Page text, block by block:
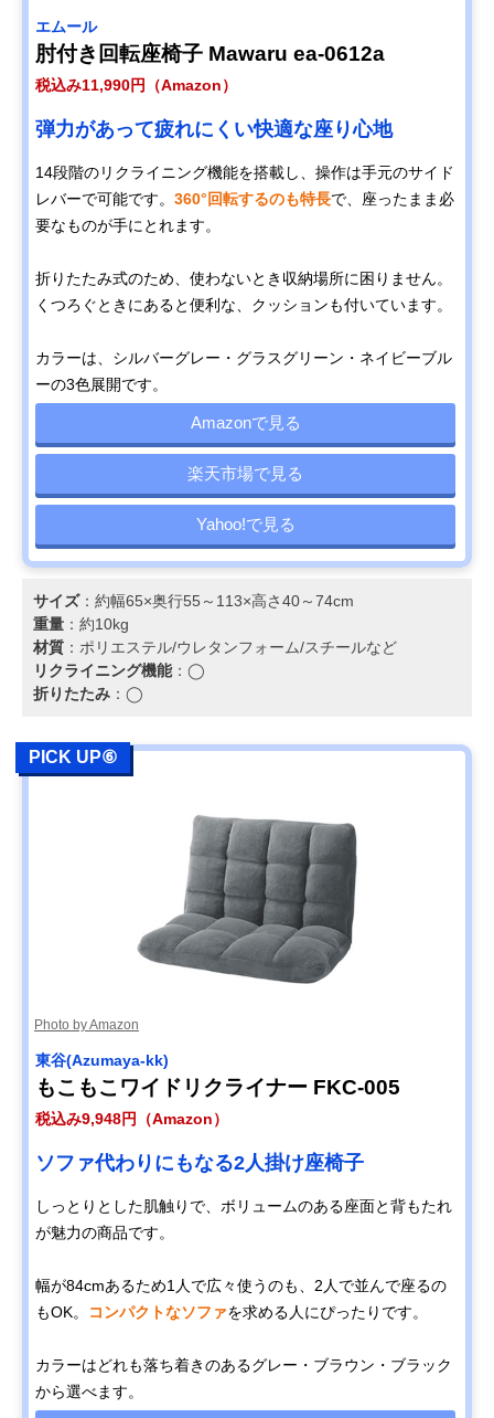
エムール
肘付き回転座椅子 Mawaru ea-0612a
税込み11,990円（Amazon）
弾力があって疲れにくい快適な座り心地
14段階のリクライニング機能を搭載し、操作は手元のサイド
レバーで可能です。 360°回転するのも特長で、座ったまま必
要なものが手にとれます。
折りたたみ式のため、使わないとき収納場所に困りません。
くつろぐときにあると便利な、クッションも付いています。
カラーは、シルバーグレー・グラスグリーン・ネイビーブル
ーの3色展開です。
Amazonで見る
楽天市場で見る
Yahoo!で見る
サイズ：約幅65×奥行55～113×高さ40～74cm
重量 ：約10kg
材質 ：ポリエステル/ウレタンフォーム/スチールなど
リクライニング機能：◯
折りたたみ ：◯
PICK UP⑥
Photo by Amazon
東谷(Azumaya-kk)
もこもこワイドリクライナー FKC-005
税込み9,948円（Amazon）
ソファ代わりにもなる2人掛け座椅子
しっとりとした肌触りで、ボリュームのある座面と背もたれ
が魅力の商品です。
幅が84cmあるため1人で広々使うのも、2人で並んで座るの
もOK。
コンパクトなソファを求める人にぴったりです。
カラーはどれも落ち着きのあるグレー・ブラウン・ブラック
から選べます。